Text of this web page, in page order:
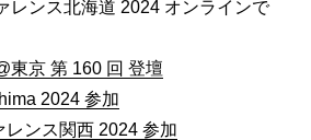
レンス北海道 2024 オンラインで
東京 第 160 回 登壇
2024 参加
レンス関西 2024 参加